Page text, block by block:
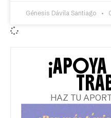
Génesis Dávila Santiago
HAZ TU